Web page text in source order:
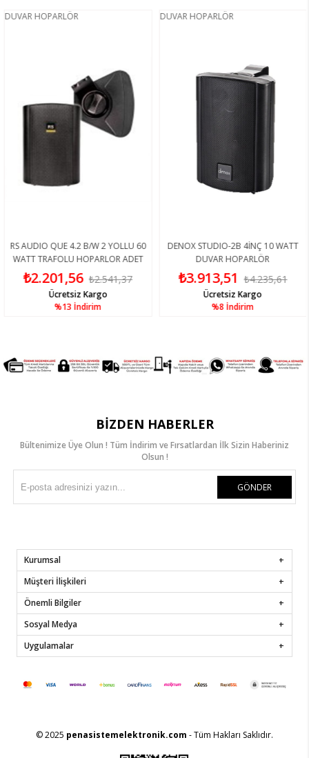
HOPARLÖR
RS AUDIO QUE 4.2 B/W 2 YOLLU 60
WATT TRAFOLU HOPARLOR ADET
FİYAT
₺2.201,56 ₺2.541,37
%13İndirim
Ücretsiz Kargo
DUVAR HOPARLÖR
DENOX STUDIO-2B 4İNÇ 10 WATT
DUVAR HOPARLÖR
₺3.913,51 ₺4.235,61
%8İndirim
Ücretsiz Kargo
BIZDEN HABERLER
Bültenimize Üye Olun ! Tüm İndirim ve Fırsatlardan İlk Sizin Haberiniz
Olsun !
GÖNDER
Kurumsal
Müşteri İlişkileri
Önemli Bilgiler
Sosyal Medya
Uygulamalar
© 2025 penasistemelektronik.com - Tüm Hakları Saklıdır.